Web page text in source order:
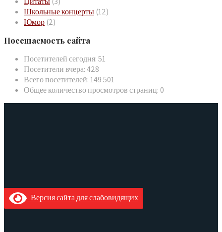
Школьные концерты (12)
Юмор (2)
Посещаемость сайта
Посетителей сегодня:51
Посетители вчера:428
Всего посетителей:149 501
Общее количество просмотров страниц: 0
Версия сайта для слабовидящих